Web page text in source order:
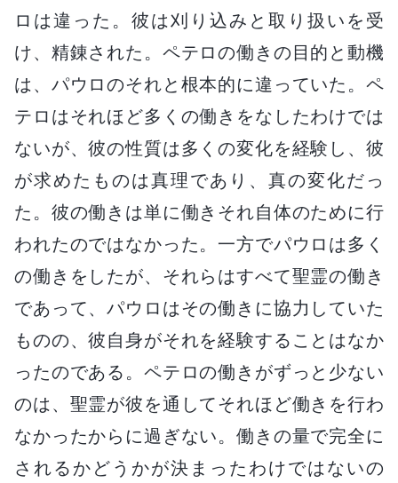
ロは違った。彼は刈り込みと取り扱いを受
け、精錬された。ペテロの働きの目的と動機
は、パウロのそれと根本的に違っていた。ペ
テロはそれほど多くの働きをなしたわけでは
ないが、彼の性質は多くの変化を経験し、彼
が求めたものは真理であり、真の変化だっ
た。彼の働きは単に働きそれ自体のために行
われたのではなかった。一方でパウロは多く
の働きをしたが、それらはすべて聖霊の働き
であって、パウロはその働きに協力していた
ものの、彼自身がそれを経験することはなか
ったのである。ペテロの働きがずっと少ない
のは、聖霊が彼を通してそれほど働きを行わ
なかったからに過ぎない。働きの量で完全に
されるかどうかが決まったわけではないの